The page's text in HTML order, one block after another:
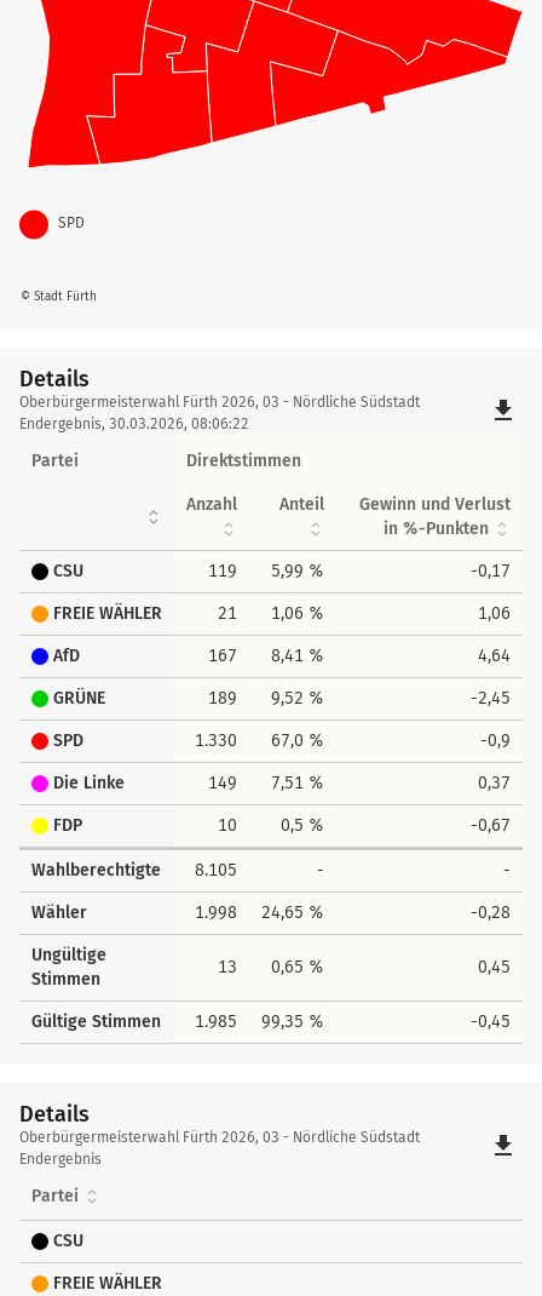
© Stadt Fürth
SPD
Details
Details
Oberbürgermeisterwahl Fürth 2026, 03 - Nördliche Südstadt
Endergebnis, 30.03.2026, 08:06:22
file_download
Partei Direktstimmen
Anzahl Anteil
Gewinn und Verlust
in %-Punkten
CSU 119 5,99 % -0,17
FREIE WÄHLER 21 1,06 % 1,06
AfD 167 8,41 % 4,64
GRÜNE 189 9,52 % -2,45
SPD 1.330 67,0 % -0,9
Die Linke 149 7,51 % 0,37
FDP 10 0,5 % -0,67
Wahlberechtigte 8.105 - -
Wähler 1.998 24,65 % -0,28
Ungültige
Stimmen
13 0,65 % 0,45
Gültige Stimmen 1.985 99,35 % -0,45
Details
Details
Oberbürgermeisterwahl Fürth 2026, 03 - Nördliche Südstadt
Endergebnis
file_download
Partei
CSU
FREIE WÄHLER